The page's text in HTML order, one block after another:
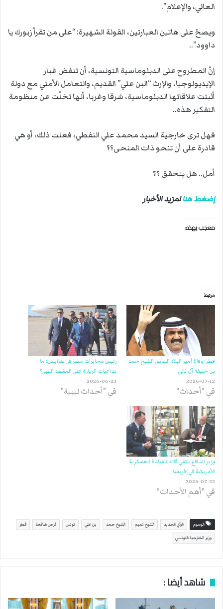
العالي، والإعلام”.
ويصحّ على هاتين العبارتين، القولة الشهيرة: “على من تقرأ زبورك يا
داوود”..
إنّ المطروح على الدبلوماسية التونسية، أن تنفض غبار
الإيديولوجيا، والإرث “البن علي” القديم، والتعامل الأمني مع دولة
أثبتت علاقاتها الدبلوماسية، شرقا وغربا، أنها تخلّت عن منظومة
التفكير هذه..
فهل ترى خارجية السيد محمد علي النفطي، فعلت ذلك، أو هي
قادرة على أن تنحو ذات المنحى؟؟
أمل.. هل يتحقق ؟؟
إضغط هنالمزيد الأخبار
معجب بهذه:
مرتبط
قطر: وفاة أمير البلاد السابق الشيخ حمد
بن خليفة آل ثاني
2026-07-12
في "أحداث"
رئيس مخابرات مصر في طرابلس: ما
تداعيات الزيارة على المشهد الليبي؟
2026-06-23
في "أحداث ليبية"
وزير الدفاع يلتقي قائد القيادة العسكرية
الأمريكية في إفريقيا
2026-07-22
في "أهم الأحداث"
الوسوم الرأي الجديد الشيخ تميم الشيخ حمد بن علي تونس فرص ضائعة قطر
وزير الخارجية التونسي
شاهد أيضا :